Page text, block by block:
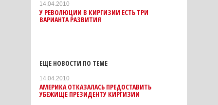
14.04.2010
У РЕВОЛЮЦИИ В КИРГИЗИИ ЕСТЬ ТРИ
ВАРИАНТА РАЗВИТИЯ
ЕЩЕ НОВОСТИ ПО ТЕМЕ
14.04.2010
АМЕРИКА ОТКАЗАЛАСЬ ПРЕДОСТАВИТЬ
УБЕЖИЩЕ ПРЕЗИДЕНТУ КИРГИЗИИ